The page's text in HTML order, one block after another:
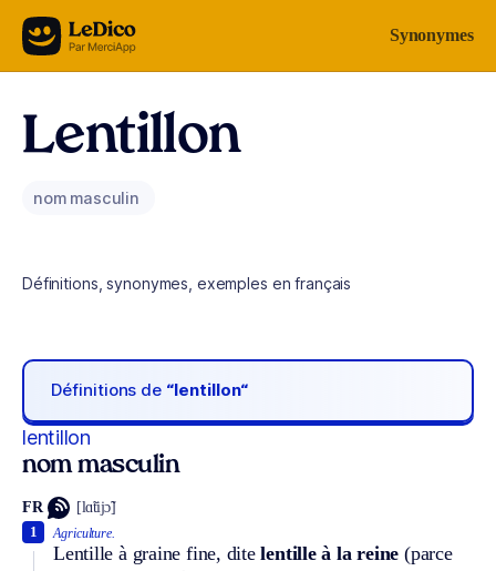
Aller au contenu Synonymes
Lentillon
nom masculin
Définitions, synonymes, exemples en français
Définitions de “lentillon“
lentillon
nom masculin
FR [lɑ̃tijɔ̃]
Agriculture.
Lentille à graine fine, ditelentille à la reine (parce
1